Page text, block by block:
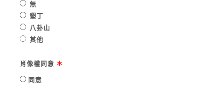
無
墾丁
八卦山
其他
肖像權同意 ＊
同意